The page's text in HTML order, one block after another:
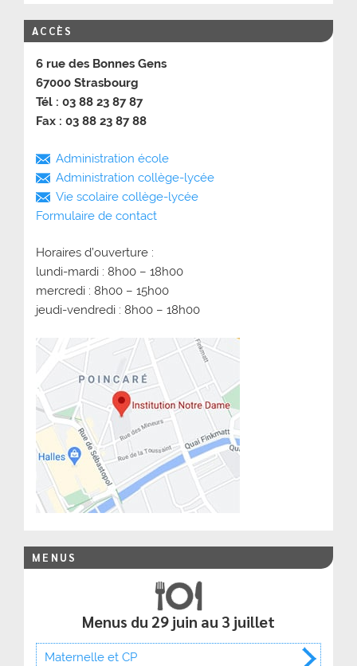
ACCÈS
6 rue des Bonnes Gens
67000 Strasbourg
Tél : 03 88 23 87 87
Fax : 03 88 23 87 88
Administration école
Administration collège-lycée
Vie scolaire collège-lycée
Formulaire de contact
Horaires d’ouverture :
lundi-mardi : 8h00 – 18h00
mercredi : 8h00 – 15h00
jeudi-vendredi : 8h00 – 18h00
MENUS
Menus du 29 juin au 3 juillet
Maternelle et CP